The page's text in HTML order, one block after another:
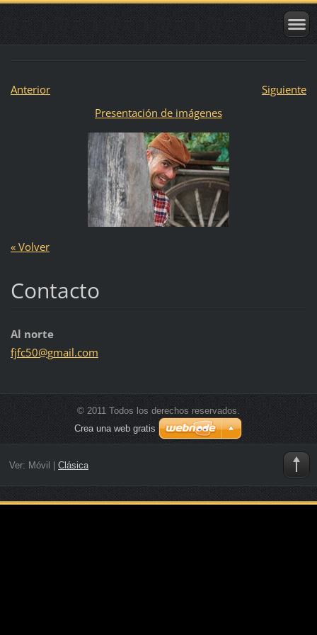
Anterior
Siguiente
Presentación de imágenes
« Volver
Contacto
Al norte
fjfc50@gmail.com
© 2011 Todos los derechos reservados.
Crea una web gratis
Ver: Móvil Clásica